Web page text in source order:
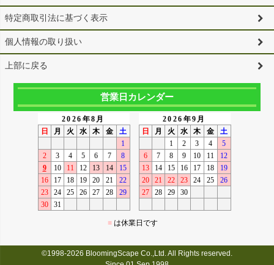
特定商取引法に基づく表示
個人情報の取り扱い
上部に戻る
営業日カレンダー
©1998-2026 BloomingScape Co.,Ltd. All Rights reserved.